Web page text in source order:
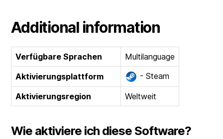
Additional information
Verfügbare Sprachen
Multilanguage
Aktivierungsplattform
- Steam
Aktivierungsregion Weltweit
Wie aktiviere ich diese Software?